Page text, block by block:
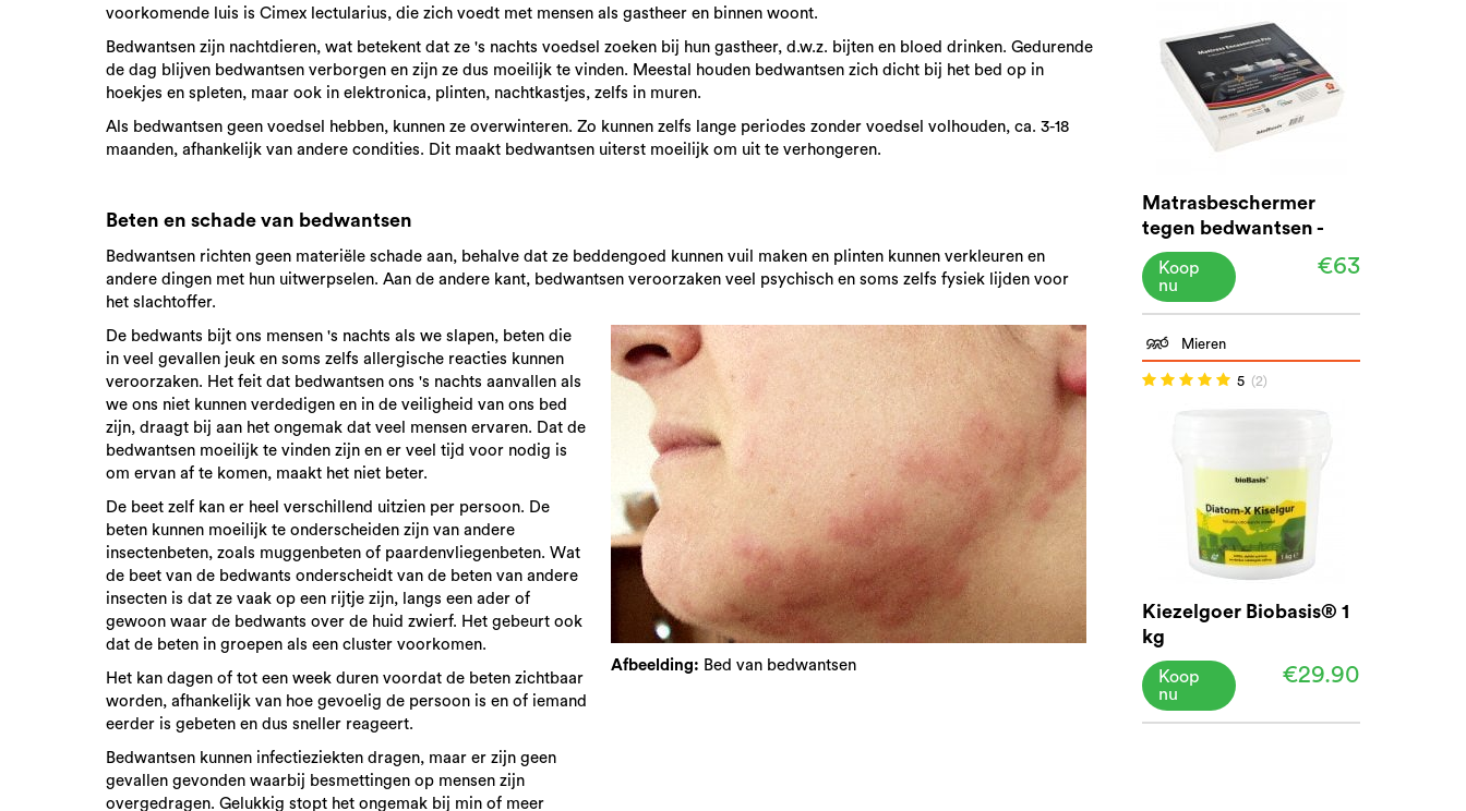
Matrasbeschermer
tegen bedwantsen -
Biobasis®
€63
Koop
nu
Mieren
5 (2)
Kiezelgoer Biobasis® 1
kg
€29.90
Koop
nu
voorkomende luis is Cimex lectularius, die zich voedt met mensen als gastheer en binnen woont.
Bedwantsen zijn nachtdieren, wat betekent dat ze 's nachts voedsel zoeken bij hun gastheer, d.w.z. bijten en bloed drinken. Gedurende
de dag blijven bedwantsen verborgen en zijn ze dus moeilijk te vinden. Meestal houden bedwantsen zich dicht bij het bed op in
hoekjes en spleten, maar ook in elektronica, plinten, nachtkastjes, zelfs in muren.
Als bedwantsen geen voedsel hebben, kunnen ze overwinteren. Zo kunnen zelfs lange periodes zonder voedsel volhouden, ca. 3-18
maanden, afhankelijk van andere condities. Dit maakt bedwantsen uiterst moeilijk om uit te verhongeren.
Beten en schade van bedwantsen
Bedwantsen richten geen materiële schade aan, behalve dat ze beddengoed kunnen vuil maken en plinten kunnen verkleuren en
andere dingen met hun uitwerpselen. Aan de andere kant, bedwantsen veroorzaken veel psychisch en soms zelfs fysiek lijden voor
het slachtoffer.
De bedwants bijt ons mensen 's nachts als we slapen, beten die
in veel gevallen jeuk en soms zelfs allergische reacties kunnen
veroorzaken. Het feit dat bedwantsen ons 's nachts aanvallen als
we ons niet kunnen verdedigen en in de veiligheid van ons bed
zijn, draagt bij aan het ongemak dat veel mensen ervaren. Dat de
bedwantsen moeilijk te vinden zijn en er veel tijd voor nodig is
om ervan af te komen, maakt het niet beter.
De beet zelf kan er heel verschillend uitzien per persoon. De
beten kunnen moeilijk te onderscheiden zijn van andere
insectenbeten, zoals muggenbeten of paardenvliegenbeten. Wat
de beet van de bedwants onderscheidt van de beten van andere
insecten is dat ze vaak op een rijtje zijn, langs een ader of
gewoon waar de bedwants over de huid zwierf. Het gebeurt ook
dat de beten in groepen als een cluster voorkomen.
Het kan dagen of tot een week duren voordat de beten zichtbaar
worden, afhankelijk van hoe gevoelig de persoon is en of iemand
eerder is gebeten en dus sneller reageert.
Bedwantsen kunnen infectieziekten dragen, maar er zijn geen
gevallen gevonden waarbij besmettingen op mensen zijn
overgedragen. Gelukkig stopt het ongemak bij min of meer
Afbeelding: Bed van bedwantsen